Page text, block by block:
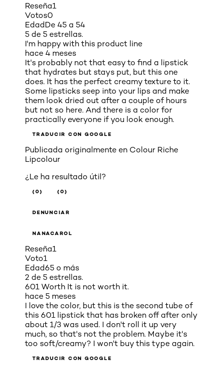
Reseña1
Votos0
EdadDe 45 a 54
5 de 5 estrellas.
I'm happy with this product line
hace 4 meses
It's probably not that easy to find a lipstick
that hydrates but stays put, but this one
does. It has the perfect creamy texture to it.
Some lipsticks seep into your lips and make
them look dried out after a couple of hours
but not so here. And there is a color for
practically everyone if you look enough.
TRADUCIR CON GOOGLE
Publicada originalmente en Colour Riche
Lipcolour
¿Le ha resultado útil?
(0) (0)
DENUNCIAR
NANACAROL
Reseña1
Voto1
Edad65 o más
2 de 5 estrellas.
601 Worth It is not worth it.
hace 5 meses
I love the color, but this is the second tube of
this 601 lipstick that has broken off after only
about 1/3 was used. I don't roll it up very
much, so that's not the problem. Maybe it's
too soft/creamy? I won't buy this type again.
TRADUCIR CON GOOGLE